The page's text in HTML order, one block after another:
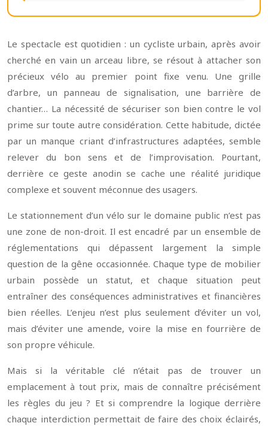
Le spectacle est quotidien : un cycliste urbain, après avoir
cherché en vain un arceau libre, se résout à attacher son
précieux vélo au premier point fixe venu. Une grille
d’arbre, un panneau de signalisation, une barrière de
chantier… La nécessité de sécuriser son bien contre le vol
prime sur toute autre considération. Cette habitude, dictée
par un manque criant d’infrastructures adaptées, semble
relever du bon sens et de l’improvisation. Pourtant,
derrière ce geste anodin se cache une réalité juridique
complexe et souvent méconnue des usagers.
Le stationnement d’un vélo sur le domaine public n’est pas
une zone de non-droit. Il est encadré par un ensemble de
réglementations qui dépassent largement la simple
question de la gêne occasionnée. Chaque type de mobilier
urbain possède un statut, et chaque situation peut
entraîner des conséquences administratives et financières
bien réelles. L’enjeu n’est plus seulement d’éviter un vol,
mais d’éviter une amende, voire la mise en fourrière de
son propre véhicule.
Mais si la véritable clé n’était pas de trouver un
emplacement à tout prix, mais de connaître précisément
les règles du jeu ? Et si comprendre la logique derrière
chaque interdiction permettait de faire des choix éclairés,